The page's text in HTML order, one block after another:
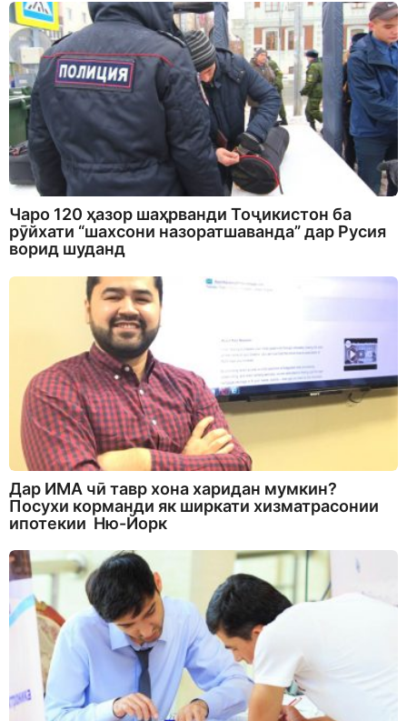
Чаро 120 ҳазор шаҳрванди Тоҷикистон ба
рӯйхати “шахсони назоратшаванда” дар Русия
ворид шуданд
Дар ИМА чӣ тавр хона харидан мумкин?
Посухи корманди як ширкати хизматрасонии
ипотекии Ню-Йорк